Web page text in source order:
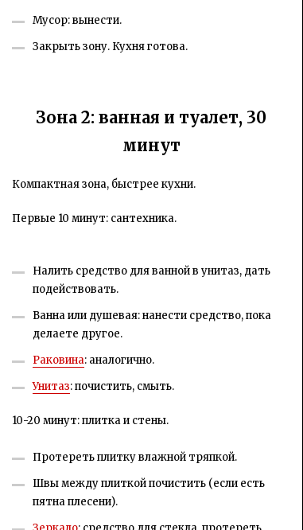
Мусор: вынести.
Закрыть зону. Кухня готова.
Зона 2: ванная и туалет, 30
минут
Компактная зона, быстрее кухни.
Первые 10 минут: сантехника.
Налить средство для ванной в унитаз, дать
подействовать.
Ванна или душевая: нанести средство, пока
делаете другое.
Раковина: аналогично.
Унитаз: почистить, смыть.
10-20 минут: плитка и стены.
Протереть плитку влажной тряпкой.
Швы между плиткой почистить (если есть
пятна плесени).